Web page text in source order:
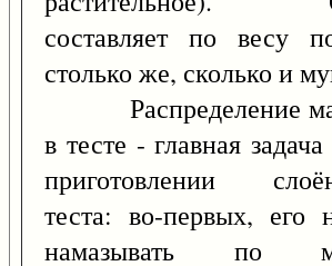
составляет по весу
столько же, сколько и
Распределение
в тесте - главная
приготовлении
теста: во-первых, его
намазывать по